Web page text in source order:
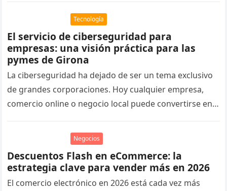
Tecnología
El servicio de ciberseguridad para
empresas: una visión práctica para las
pymes de Girona
La ciberseguridad ha dejado de ser un tema exclusivo
de grandes corporaciones. Hoy cualquier empresa,
comercio online o negocio local puede convertirse en
Negocios
Descuentos Flash en eCommerce: la
estrategia clave para vender más en 2026
El comercio electrónico en 2026 está cada vez más